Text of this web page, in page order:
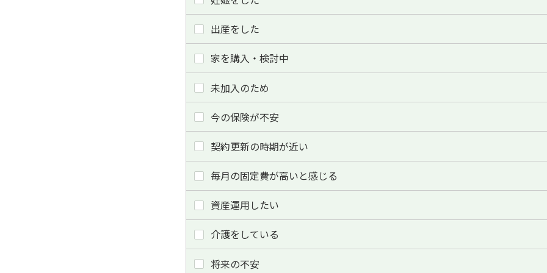
出産をした
家を購入・検討中
未加入のため
今の保険が不安
契約更新の時期が近い
毎月の固定費が高いと感じる
資産運用したい
介護をしている
将来の不安